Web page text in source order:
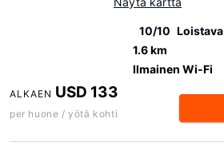
10/10 Loistava
1.6 km
Ilmainen Wi-Fi
ALKAEN USD 133
per huone / yötä kohti